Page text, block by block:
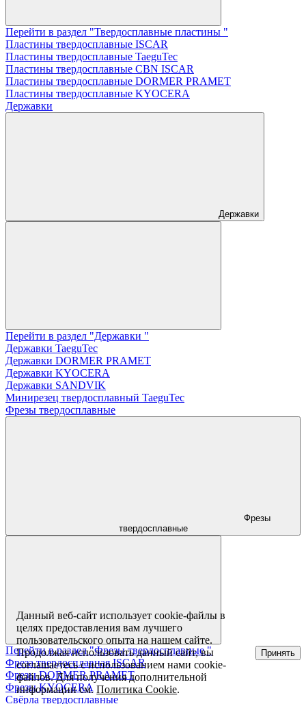
Перейти в раздел "Твердосплавные пластины "
Пластины твердосплавные ISCAR
Пластины твердосплавные TaeguTec
Пластины твердосплавные CBN ISCAR
Пластины твердосплавные DORMER PRAMET
Пластины твердосплавные KYOCERA
Державки
Державки
Перейти в раздел "Державки "
Державки TaeguTec
Державки DORMER PRAMET
Державки KYOCERA
Державки SANDVIK
Минирезец твердосплавный TaeguTec
Фрезы твердосплавные
Фрезы
твердосплавные
Перейти в раздел "Фрезы твердосплавные "
Фреза твердосплавная ISCAR
Фрезы DORMER PRAMET
Фрезы KYOCERA
Свёрла твердосплавные
Данный веб-сайт использует cookie-файлы в
целях предоставления вам лучшего
пользовательского опыта на нашем сайте.
Продолжая использовать данный сайт, вы
соглашаетесь с использованием нами cookie-
файлов. Для получения дополнительной
информации см.Политика Cookie.
Принять